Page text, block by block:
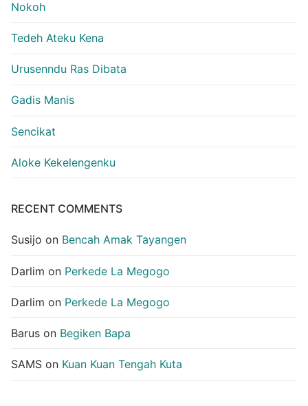
Nokoh
Tedeh Ateku Kena
Urusenndu Ras Dibata
Gadis Manis
Sencikat
Aloke Kekelengenku
RECENT COMMENTS
Susijo on Bencah Amak Tayangen
Darlim on Perkede La Megogo
Darlim on Perkede La Megogo
Barus on Begiken Bapa
SAMS on Kuan Kuan Tengah Kuta